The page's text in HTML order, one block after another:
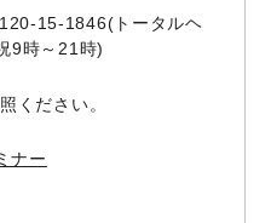
15-1846(トータルヘ
9時～21時)
ください。
ナー